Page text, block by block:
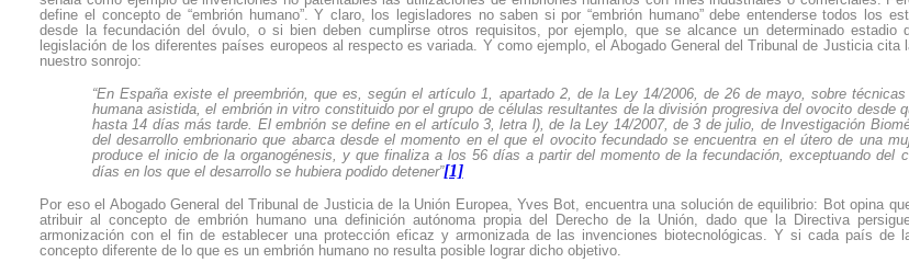
define el concepto de “embrión humano”. Y claro, los legisladores no saben si por “embrión humano” debe entenderse todos los
desde la fecundación del óvulo, o si bien deben cumplirse otros requisitos, por ejemplo, que se alcance un determinado estadio
legislación de los diferentes países europeos al respecto es variada. Y como ejemplo, el Abogado General del Tribunal de Justicia cita
nuestro sonrojo:
“En España existe el preembrión, que es, según el artículo 1, apartado 2, de la Ley 14/2006, de 26 de mayo, sobre técnicas
humana asistida, el embrión in vitro constituido por el grupo de células resultantes de la división progresiva del ovocito desde
hasta 14 días más tarde. El embrión se define en el artículo 3, letra l), de la Ley 14/2007, de 3 de julio, de Investigación
del desarrollo embrionario que abarca desde el momento en el que el ovocito fecundado se encuentra en el útero de una
produce el inicio de la organogénesis, y que finaliza a los 56 días a partir del momento de la fecundación, exceptuando del
días en los que el desarrollo se hubiera podido detener”[1]
Por eso el Abogado General del Tribunal de Justicia de la Unión Europea, Yves Bot, encuentra una solución de equilibrio: Bot opina
atribuir al concepto de embrión humano una definición autónoma propia del Derecho de la Unión, dado que la Directiva
armonización con el fin de establecer una protección eficaz y armonizada de las invenciones biotecnológicas. Y si cada país de
concepto diferente de lo que es un embrión humano no resulta posible lograr dicho objetivo.